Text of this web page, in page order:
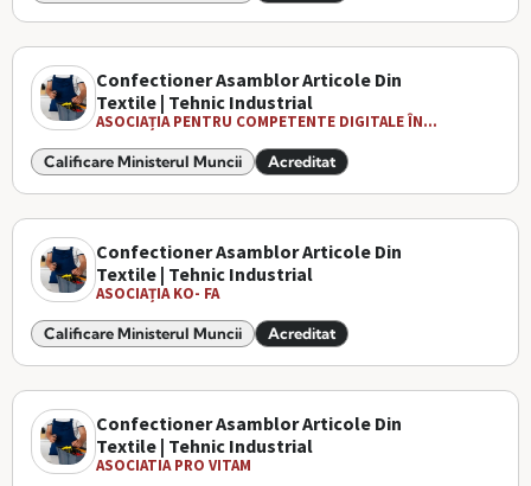
Confectioner Asamblor Articole Din
Textile | Tehnic Industrial
ASOCIAȚIA PENTRU COMPETENTE DIGITALE ÎN...
Calificare Ministerul Muncii Acreditat
Confectioner Asamblor Articole Din
Textile | Tehnic Industrial
ASOCIAȚIA KO- FA
Calificare Ministerul Muncii Acreditat
Confectioner Asamblor Articole Din
Textile | Tehnic Industrial
ASOCIATIA PRO VITAM